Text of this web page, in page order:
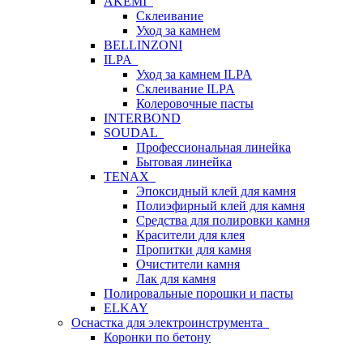
Склеивание
Уход за камнем
BELLINZONI
ILPA
Уход за камнем ILPA
Склеивание ILPA
Колеровочные пасты
INTERBOND
SOUDAL
Профессиональная линейка
Бытовая линейка
TENAX
Эпоксидный клей для камня
Полиэфирный клей для камня
Средства для полировки камня
Красители для клея
Пропитки для камня
Очистители камня
Лак для камня
Полировальные порошки и пасты
ELKAY
Оснастка для электроинструмента
Коронки по бетону